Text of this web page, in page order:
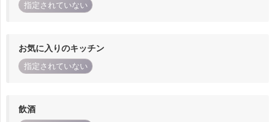
指定されていない
お気に入りのキッチン
指定されていない
飲酒